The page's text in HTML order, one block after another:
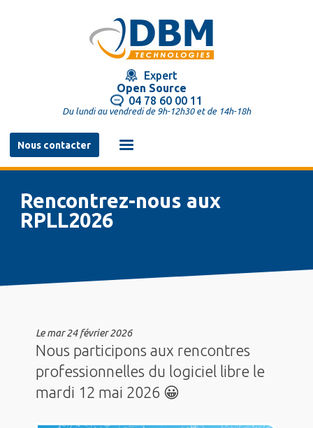
Expert
Open Source
04 78 60 00 11
Du lundi au vendredi de 9h-12h30 et de 14h-18h
Nous contacter
Navigation
principale
Rencontrez-nous aux
RPLL2026
Lemar 24 février 2026
Nous participons aux rencontres
professionnelles du logiciel libre le
mardi 12 mai 2026 😀